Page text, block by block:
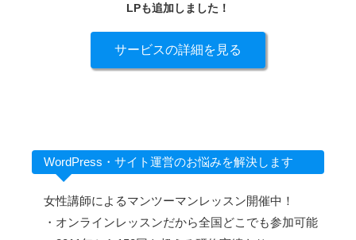
LPも追加しました！
サービスの詳細を見る
WordPress・サイト運営のお悩みを解決します
女性講師によるマンツーマンレッスン開催中！
・オンラインレッスンだから全国どこでも参加可能